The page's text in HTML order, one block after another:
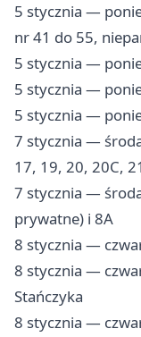
5 stycznia —
nr 41 do 55,
5 stycznia —
5 stycznia —
5 stycznia —
7 stycznia —
17, 19, 20, 20C,
7 stycznia —
prywatne) i 8A
8 stycznia —
8 stycznia —
Stańczyka
8 stycznia —